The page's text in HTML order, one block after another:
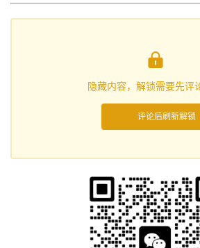

隐藏内容，解锁需要先评
评论后刷新解锁